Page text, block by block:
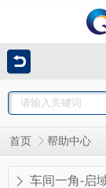
首页 帮助中心
车间一角-启